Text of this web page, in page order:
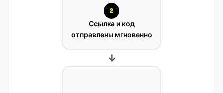
2
Ссылка и код
отправлены мгновенно
→